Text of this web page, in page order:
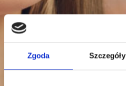
Zgoda Szczegóły